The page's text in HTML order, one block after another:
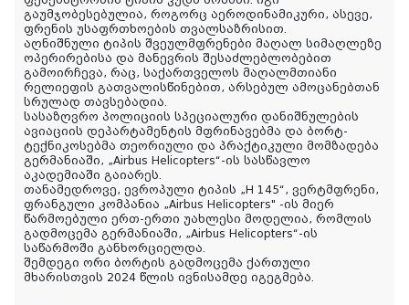
გაუმჯობესებულია, როგორც აეროდინამიკური, ასევე,
ფრენის უსაფრთხოების თვალსაზრისით.
აღნიშნული ტიპის შვეულმფრენები მაღალ სიმაღლეზე
ოპერირებისა და მანევრის შესაძლებლობებით
გამოირჩევა, რაც, საქართველოს მაღალმთიანი
რელიეფის გათვალისწინებით, არსებულ ამოცანებთან
სრულად თავსებადია.
სასაზღვრო პოლიციის სპეციალური დანიშნულების
ავიაციის დეპარტამენტის მფრინავებმა და ბორტ-
ტექნიკოსებმა თეორიული და პრაქტიკული მომზადება
გერმანიაში, „Airbus Helicopters“-ის სასწავლო
აკადემიაში გაიარეს.
თანამედროვე, ევროპული ტიპის „H 145“, ვერტმფრენი,
ფრანგული კომპანია „Airbus Helicopters" -ის მიერ
წარმოებული ერთ-ერთი უახლესი მოდელია, რომლის
გადმოცემა გერმანიაში, „Airbus Helicopters“-ის
საწარმოში განხორციელდა.
შემდეგი ორი ბორტის გადმოცემა ქართული
მხარისთვის 2024 წლის ივნისამდე იგეგმება.